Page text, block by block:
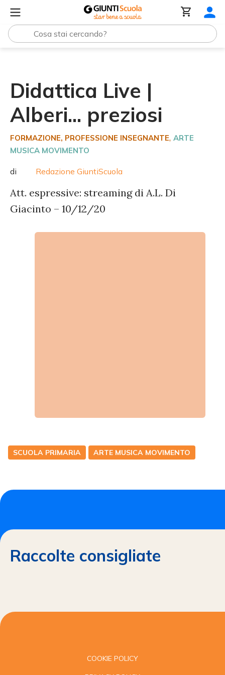
Didattica Live |
Alberi... preziosi
FORMAZIONE, PROFESSIONE INSEGNANTE, ARTE
MUSICA MOVIMENTO
di Redazione GiuntiScuola
Att. espressive: streaming di A.L. Di
Giacinto – 10/12/20
SCUOLA PRIMARIA ARTE MUSICA MOVIMENTO
Raccolte consigliate
COOKIE POLICY